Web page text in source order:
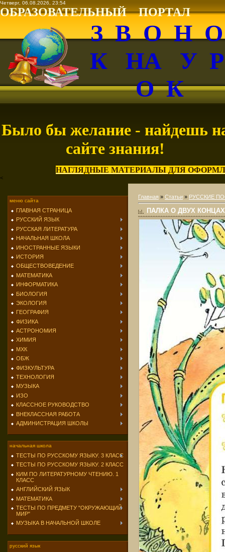
Четверг, 06.08.2026, 23:54
ОБРАЗОВАТЕЛЬНЫЙ ПОРТАЛ
З В О Н
К НА У
О К
Было бы желание - найдешь
сайте знания!
НАГЛЯДНЫЕ МАТЕРИАЛЫ ДЛЯ
<
меню сайта
ГЛАВНАЯ СТРАНИЦА
РУССКИЙ ЯЗЫК
РУССКАЯ ЛИТЕРАТУРА
НАЧАЛЬНАЯ ШКОЛА
ИНОСТРАННЫЕ ЯЗЫКИ
ИСТОРИЯ
ОБЩЕСТВОВЕДЕНИЕ
МАТЕМАТИКА
ИНФОРМАТИКА
БИОЛОГИЯ
ЭКОЛОГИЯ
ГЕОГРАФИЯ
ФИЗИКА
АСТРОНОМИЯ
ХИМИЯ
МХК
ОБЖ
ФИЗКУЛЬТУРА
ТЕХНОЛОГИЯ
МУЗЫКА
ИЗО
КЛАССНОЕ РУКОВОДСТВО
ВНЕКЛАССНАЯ РАБОТА
АДМИНИСТРАЦИЯ ШКОЛЫ
начальная школа
ТЕСТЫ ПО РУССКОМУ ЯЗЫКУ. 3 КЛАСС
ТЕСТЫ ПО РУССКОМУ ЯЗЫКУ. 2 КЛАСС
КИМ ПО ЛИТЕРАТУРНОМУ ЧТЕНИЮ. 1
КЛАСС
АНГЛИЙСКИЙ ЯЗЫК
МАТЕМАТИКА
ТЕСТЫ ПО ПРЕДМЕТУ "ОКРУЖАЮЩИЙ
МИР"
МУЗЫКА В НАЧАЛЬНОЙ ШКОЛЕ
русский язык
Главная » Статьи » РУССКИЕ
ПАЛКА О ДВУХ КОНЦАХ